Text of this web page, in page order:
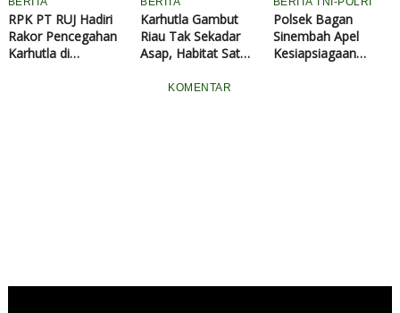
RPK PT RUJ Hadiri
Rakor Pencegahan
Karhutla di
Karhutla Gambut
Riau Tak Sekadar
Asap, Habitat Satwa
Polsek Bagan
Sinembah Apel
Kesiapsiagaan
KOMENTAR